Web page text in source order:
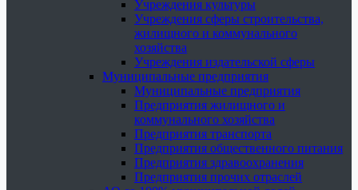
Учреждения культуры
Учреждения сферы строительства,
жилищного и коммунального
хозяйства
Учреждения издательской сферы
Муниципальные предприятия
Муниципальные предприятия
Предприятия жилищного и
коммунального хозяйства
Предприятия транспорта
Предприятия общественного питания
Предприятия здравоохранения
Предприятия прочих отраслей